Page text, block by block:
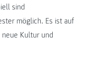
sind
möglich. Es ist auf
Kultur und